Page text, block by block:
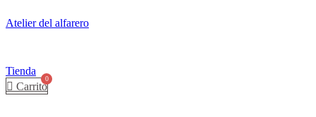
Atelier del alfarero
Tienda
Carrito